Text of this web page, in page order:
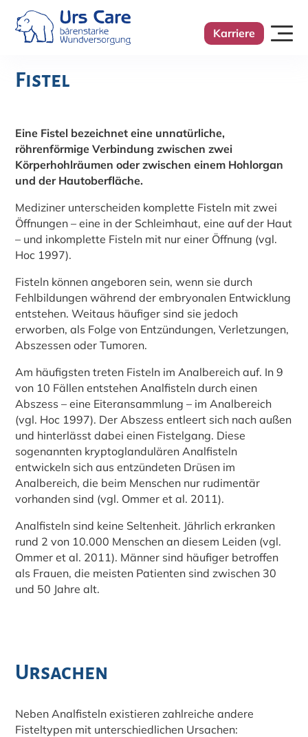
Karriere
Fistel
Eine Fistel bezeichnet eine unnatürliche,
röhrenförmige Verbindung zwischen zwei
Körperhohlräumen oder zwischen einem Hohlorgan
und der Hautoberfläche.
Mediziner unterscheiden komplette Fisteln mit zwei
Öffnungen – eine in der Schleimhaut, eine auf der Haut
– und inkomplette Fisteln mit nur einer Öffnung (vgl.
Hoc 1997).
Fisteln können angeboren sein, wenn sie durch
Fehlbildungen während der embryonalen Entwicklung
entstehen. Weitaus häufiger sind sie jedoch
erworben, als Folge von Entzündungen, Verletzungen,
Abszessen oder Tumoren.
Am häufigsten treten Fisteln im Analbereich auf. In 9
von 10 Fällen entstehen Analfisteln durch einen
Abszess – eine Eiteransammlung – im Analbereich
(vgl. Hoc 1997). Der Abszess entleert sich nach außen
und hinterlässt dabei einen Fistelgang. Diese
sogenannten kryptoglandulären Analfisteln
entwickeln sich aus entzündeten Drüsen im
Analbereich, die beim Menschen nur rudimentär
vorhanden sind (vgl. Ommer et al. 2011).
Analfisteln sind keine Seltenheit. Jährlich erkranken
rund 2 von 10.000 Menschen an diesem Leiden (vgl.
Ommer et al. 2011). Männer sind häufiger betroffen
als Frauen, die meisten Patienten sind zwischen 30
und 50 Jahre alt.
Ursachen
Neben Analfisteln existieren zahlreiche andere
Fisteltypen mit unterschiedlichen Ursachen: